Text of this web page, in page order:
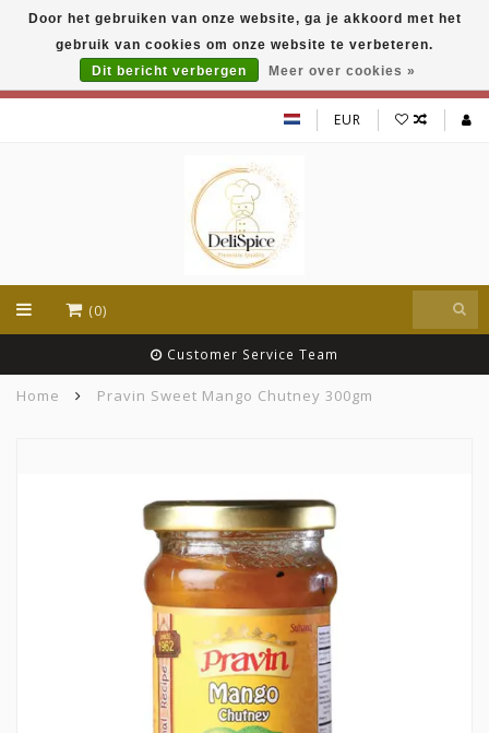
DeliSpice is your online Indian grocery shop with
exclusive brands like Daawat, Suhana, DeliSpice
and many more !!!
EUR
(0)
Customer Service Team
Home Pravin Sweet Mango Chutney 300gm
Door het gebruiken van onze website, ga je akkoord met het
gebruik van cookies om onze website te verbeteren.
Dit bericht verbergen
Meer over cookies »